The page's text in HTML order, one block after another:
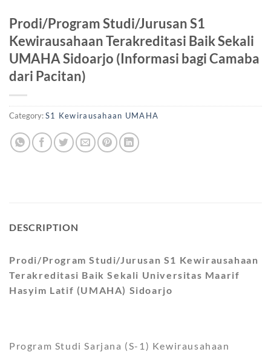
Prodi/Program Studi/Jurusan S1
Kewirausahaan Terakreditasi Baik Sekali
UMAHA Sidoarjo (Informasi bagi Camaba
dari Pacitan)
Category:S1 Kewirausahaan UMAHA
DESCRIPTION
Prodi/Program Studi/Jurusan S1 Kewirausahaan
Terakreditasi Baik Sekali Universitas Maarif
Hasyim Latif (UMAHA) Sidoarjo
Program Studi Sarjana (S-1) Kewirausahaan